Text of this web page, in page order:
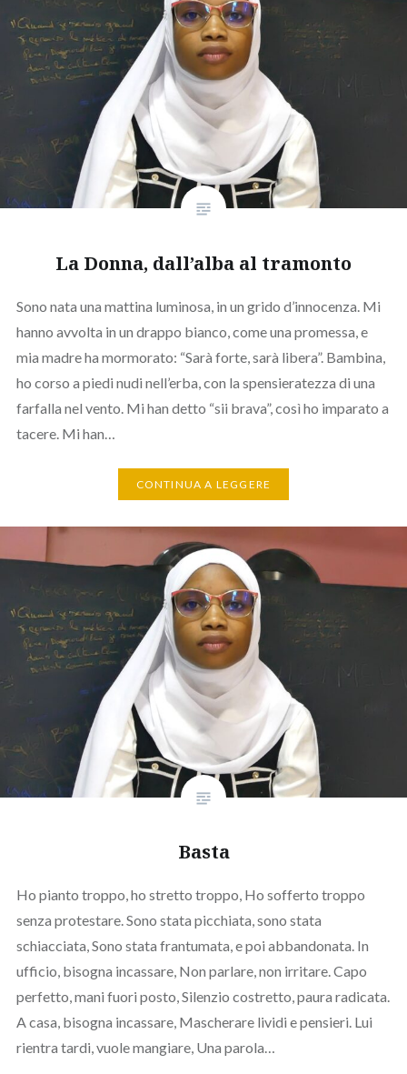
La Donna, dall’alba al tramonto
Sono nata una mattina luminosa, in un grido d’innocenza. Mi
hanno avvolta in un drappo bianco, come una promessa, e
mia madre ha mormorato: “Sarà forte, sarà libera”. Bambina,
ho corso a piedi nudi nell’erba, con la spensieratezza di una
farfalla nel vento. Mi han detto “sii brava”, così ho imparato a
tacere. Mi han…
CONTINUA A LEGGERE
Basta
Ho pianto troppo, ho stretto troppo, Ho sofferto troppo
senza protestare. Sono stata picchiata, sono stata
schiacciata, Sono stata frantumata, e poi abbandonata. In
ufficio, bisogna incassare, Non parlare, non irritare. Capo
perfetto, mani fuori posto, Silenzio costretto, paura radicata.
A casa, bisogna incassare, Mascherare lividi e pensieri. Lui
rientra tardi, vuole mangiare, Una parola…